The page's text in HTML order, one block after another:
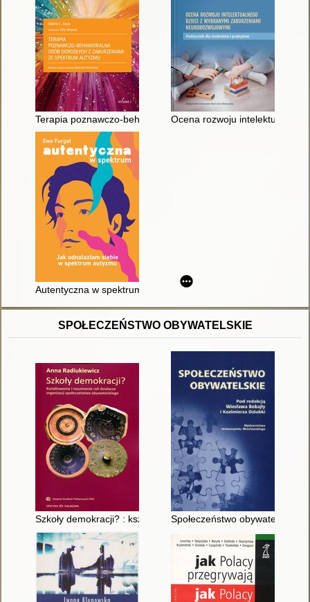
Terapia poznawczo-behawioralna osób dorosłych z
Ocena rozwoju
Autentyczna w spektrum
SPOŁECZEŃSTWO OBYWATELSKIE
Szkoły demokracji? : kształtowanie i rozumienie roli
Społeczeństwo obywatelskie